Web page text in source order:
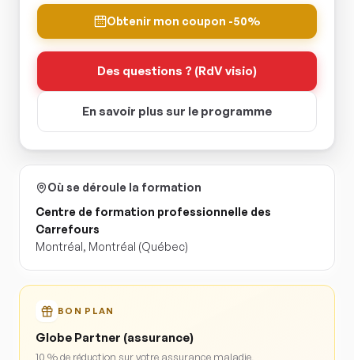
Obtenir mon coupon -50%
Des questions ? (RdV visio)
En savoir plus sur le programme
Où se déroule la formation
Centre de formation professionnelle des
Carrefours
Montréal, Montréal (Québec)
BON PLAN
Globe Partner (assurance)
10 % de réduction sur votre assurance maladie,